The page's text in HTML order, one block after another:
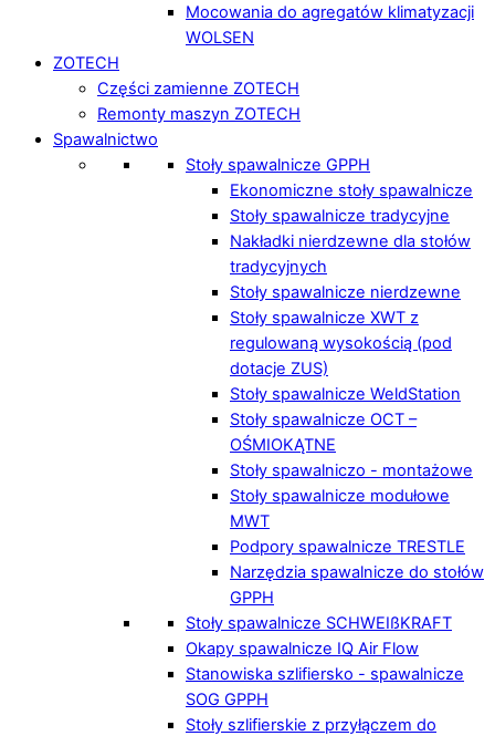
Mocowania do agregatów klimatyzacji
WOLSEN
ZOTECH
Części zamienne ZOTECH
Remonty maszyn ZOTECH
Spawalnictwo
Stoły spawalnicze GPPH
Ekonomiczne stoły spawalnicze
Stoły spawalnicze tradycyjne
Nakładki nierdzewne dla stołów
tradycyjnych
Stoły spawalnicze nierdzewne
Stoły spawalnicze XWT z
regulowaną wysokością (pod
dotacje ZUS)
Stoły spawalnicze WeldStation
Stoły spawalnicze OCT –
OŚMIOKĄTNE
Stoły spawalniczo - montażowe
Stoły spawalnicze modułowe
MWT
Podpory spawalnicze TRESTLE
Narzędzia spawalnicze do stołów
GPPH
Stoły spawalnicze SCHWEIßKRAFT
Okapy spawalnicze IQ Air Flow
Stanowiska szlifiersko - spawalnicze
SOG GPPH
Stoły szlifierskie z przyłączem do